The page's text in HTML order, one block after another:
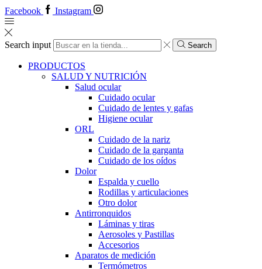
Facebook Instagram
Search input Search
PRODUCTOS
SALUD Y NUTRICIÓN
Salud ocular
Cuidado ocular
Cuidado de lentes y gafas
Higiene ocular
ORL
​​Cuidado de la nariz
​​Cuidado de la garganta
​​Cuidado de los oídos
Dolor
Espalda y cuello
Rodillas y articulaciones
Otro dolor
Antirronquidos
Láminas y tiras
Aerosoles y Pastillas
Accesorios
Aparatos de medición
Termómetros